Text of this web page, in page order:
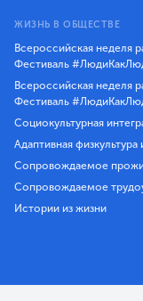
ЖИЗНЬ В ОБЩЕСТВЕ
Всероссийская неделя
Фестиваль
Всероссийская неделя
Фестиваль
Социокультурная
Адаптивная физкультура
Сопровождаемое
Сопровождаемое
Истории из жизни